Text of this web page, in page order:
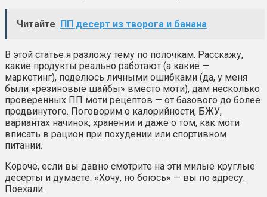
Читайте ПП десерт из творога и банана
В этой статье я разложу тему по полочкам. Расскажу,
какие продукты реально работают (а какие —
маркетинг), поделюсь личными ошибками (да, у меня
были «резиновые шайбы» вместо моти), дам несколько
проверенных ПП моти рецептов — от базового до более
продвинутого. Поговорим о калорийности, БЖУ,
вариантах начинок, хранении и даже о том, как моти
вписать в рацион при похудении или спортивном
питании.
Короче, если вы давно смотрите на эти милые круглые
десерты и думаете: «Хочу, но боюсь» — вы по адресу.
Поехали.